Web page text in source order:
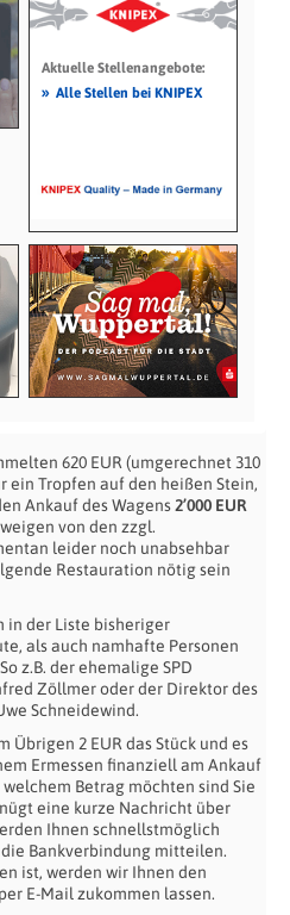
Aktuelle Stellenangebote:
» Alle Stellen bei KNIPEX
620 EUR (umgerechnet 310
ein Tropfen auf den heißen Stein,
Ankauf des Wagens2’000 EUR
von den zzgl.
leider noch unabsehbar
Restauration nötig sein
in der Liste bisheriger
als auch namhafte Personen
z.B. der ehemalige SPD
Zöllmer oder der Direktor des
Schneidewind.
Übrigen 2 EUR das Stück und es
Ermessen finanziell am Ankauf
Betrag möchten sind Sie
eine kurze Nachricht über
Ihnen schnellstmöglich
Bankverbindung mitteilen.
ist, werden wir Ihnen den
E-Mail zukommen lassen.